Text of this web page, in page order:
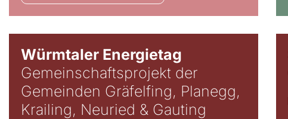
Würmtaler Energietag
Gemeinschaftsprojekt der
Gemeinden Gräfelfing, Planegg,
Krailing, Neuried & Gauting